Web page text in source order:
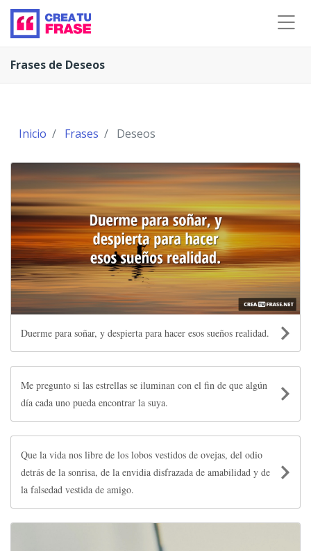
Frases de Deseos
Inicio Frases Deseos
Duerme para soñar, y despierta para hacer esos sueños realidad.
Me pregunto si las estrellas se iluminan con el fin de que algún
día cada uno pueda encontrar la suya.
Que la vida nos libre de los lobos vestidos de ovejas, del odio
detrás de la sonrisa, de la envidia disfrazada de amabilidad y de
la falsedad vestida de amigo.